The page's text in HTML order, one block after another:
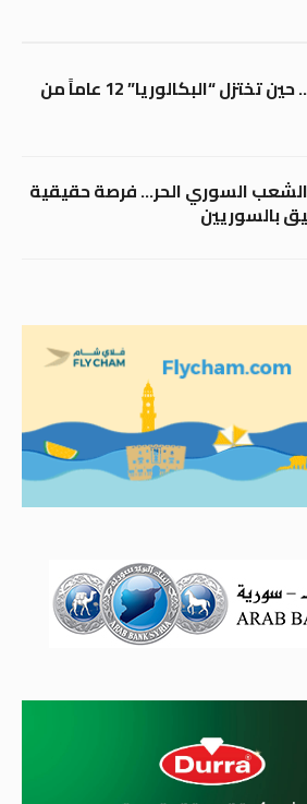
كابوس النتائج.. حين تختزل “البكالوريا” 12 عاماً من
السوري الحر… فرصة حقيقية
بالسوريين